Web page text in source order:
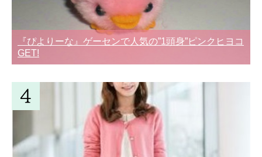
『ぴよりーな』ゲーセンで人気の”1頭身”ピンクヒヨコ
GET!